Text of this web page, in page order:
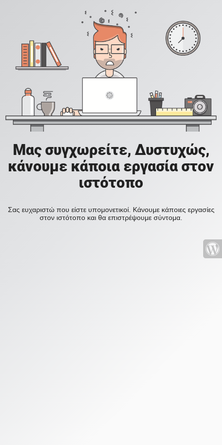
Μας συγχωρείτε, Δυστυχώς,
κάνουμε κάποια εργασία στον
ιστότοπο
Σας ευχαριστώ που είστε υπομονετικοί. Κάνουμε κάποιες εργασίες
στον ιστότοπο και θα επιστρέψουμε σύντομα.